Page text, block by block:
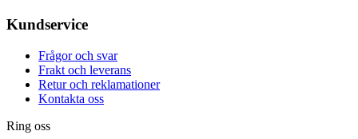
Kundservice
Frågor och svar
Frakt och leverans
Retur och reklamationer
Kontakta oss
Ring oss